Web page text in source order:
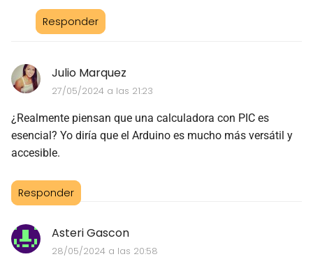
Responder
Julio Marquez
27/05/2024 a las 21:23
¿Realmente piensan que una calculadora con PIC es
esencial? Yo diría que el Arduino es mucho más versátil y
accesible.
Responder
Asteri Gascon
28/05/2024 a las 20:58